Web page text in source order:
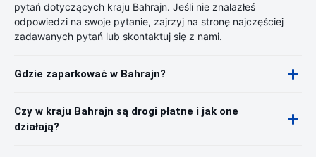
pytań dotyczących kraju Bahrajn. Jeśli nie znalazłeś
odpowiedzi na swoje pytanie, zajrzyj na stronę najczęściej
zadawanych pytań lub skontaktuj się z nami.
Gdzie zaparkować w Bahrajn?
Czy w kraju Bahrajn są drogi płatne i jak one
działają?